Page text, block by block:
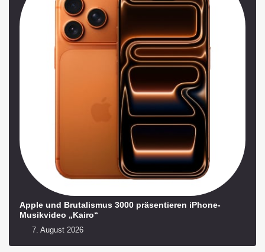
Apple und Brutalismus 3000 präsentieren iPhone-
Musikvideo „Kairo“
7. August 2026